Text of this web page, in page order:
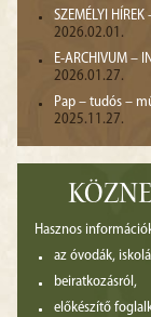
SZEMÉLYI HÍREK
2026.02.01.
E-ARCHIVUM –
2026.01.27.
Pap – tudós –
2025.11.27.
Hasznos
az óvodák,
beiratkozásról,
előkészítő